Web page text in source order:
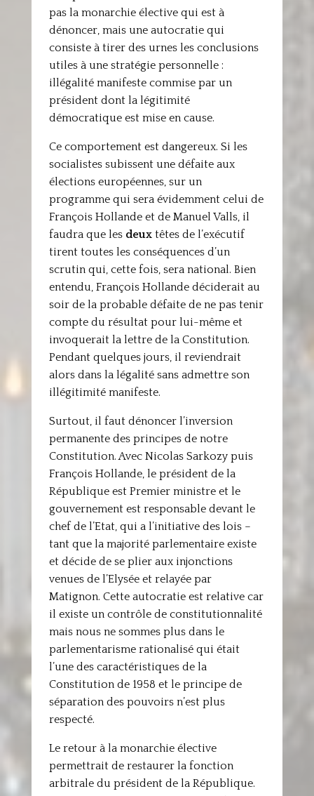
pas la monarchie élective qui est à
dénoncer, mais une autocratie qui
consiste à tirer des urnes les conclusions
utiles à une stratégie personnelle :
illégalité manifeste commise par un
président dont la légitimité
démocratique est mise en cause.
Ce comportement est dangereux. Si les
socialistes subissent une défaite aux
élections européennes, sur un
programme qui sera évidemment celui de
François Hollande et de Manuel Valls, il
faudra que les deuxtêtes de l’exécutif
tirent toutes les conséquences d’un
scrutin qui, cette fois, sera national. Bien
entendu, François Hollande déciderait au
soir de la probable défaite de ne pas tenir
compte du résultat pour lui-même et
invoquerait la lettre de la Constitution.
Pendant quelques jours, il reviendrait
alors dans la légalité sans admettre son
illégitimité manifeste.
Surtout, il faut dénoncer l’inversion
permanente des principes de notre
Constitution. Avec Nicolas Sarkozy puis
François Hollande, le président de la
République est Premier ministre et le
gouvernement est responsable devant le
chef de l’Etat, qui a l’initiative des lois –
tant que la majorité parlementaire existe
et décide de se plier aux injonctions
venues de l’Elysée et relayée par
Matignon. Cette autocratie est relative car
il existe un contrôle de constitutionnalité
mais nous ne sommes plus dans le
parlementarisme rationalisé qui était
l’une des caractéristiques de la
Constitution de 1958 et le principe de
séparation des pouvoirs n’est plus
respecté.
Le retour à la monarchie élective
permettrait de restaurer la fonction
arbitrale du président de la République.